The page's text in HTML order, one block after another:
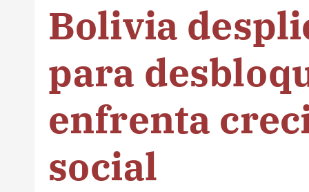
Bolivia
para
enfrenta
social